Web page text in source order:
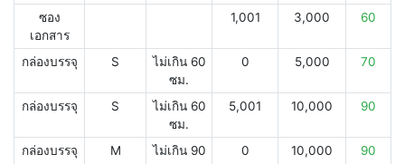
ซอง
เอกสาร
1,001 3,000 60
กล่องบรรจุ S
ไม่เกิน 60
ซม.
0 5,000 70
กล่องบรรจุ S
ไม่เกิน 60
ซม.
5,001 10,000 90
กล่องบรรจุ M
ไม่เกิน 90
0 10,000 90